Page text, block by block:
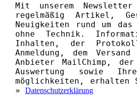
Mit unserem
regelmäßig Artikel,
Neuigkeiten rund um
ohne Technik.
Inhalten, der
Anmeldung, dem
Anbieter MailChimp,
Aus­wertung sowie
möglichkeiten, erhalten
» Datenschutzerklärung